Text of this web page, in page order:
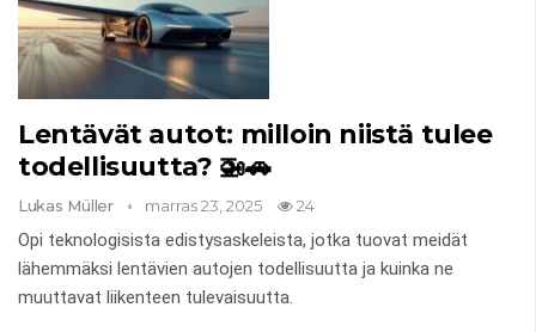
Lentävät autot: milloin niistä tulee
todellisuutta? 🚁🚗
Lukas Müller marras 23, 2025 24
Opi teknologisista edistysaskeleista, jotka tuovat meidät
lähemmäksi lentävien autojen todellisuutta ja kuinka ne
muuttavat liikenteen tulevaisuutta.